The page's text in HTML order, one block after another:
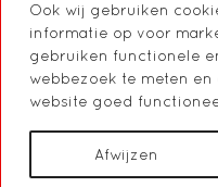
Ook wij gebruiken
informatie op voor
gebruiken functionele
webbezoek te meten
website goed
Afwijzen